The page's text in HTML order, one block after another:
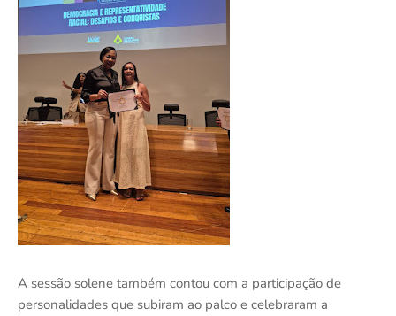
A sessão solene também contou com a participação de
personalidades que subiram ao palco e celebraram a